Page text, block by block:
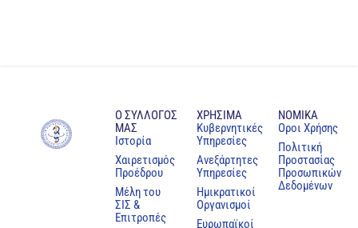
Ο ΣΥΛΛΟΓΟΣ
ΜΑΣ
Ιστορία
Χαιρετισμός
Προέδρου
Μέλη του
ΣΙΣ &
Επιτροπές
ΧΡΗΣΙΜΑ
Κυβερνητικές
Υπηρεσίες
Ανεξάρτητες
Υπηρεσίες
Ημικρατικοί
Οργανισμοί
Ευρωπαϊκοί
NOMIKA
Oροι Χρήσης
Πολιτική
Προστασίας
Προσωπικών
Δεδομένων